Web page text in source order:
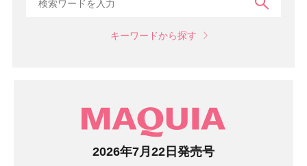
キーワードから探す
2026年7月22日発売号